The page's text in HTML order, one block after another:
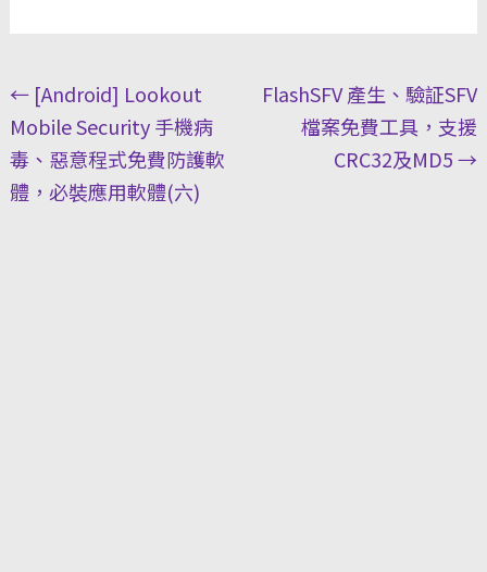
Post
navigation
←[Android] Lookout
Mobile Security 手機病
毒、惡意程式免費防護軟
體，必裝應用軟體(六)
FlashSFV 產生、驗証SFV
檔案免費工具，支援
CRC32及MD5→